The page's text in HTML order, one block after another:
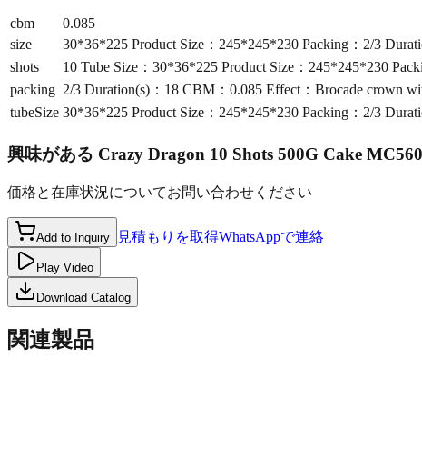
cbm
0.085
size
30*36*225 Product Size：245*245*230 Packing：2/3
shots
10 Tube Size：30*36*225 Product Size：245*245*230
packing 2/3 Duration(s)：18 CBM：0.085 Effect：Brocade crown
tubeSize 30*36*225 Product Size：245*245*230 Packing：2/3
興味がある Crazy Dragon 10 Shots 500G Cake MC560
価格と在庫状況についてお問い合わせください
Add to Inquiry 見積もりを取得WhatsAppで連絡
Play Video
Download Catalog
関連製品